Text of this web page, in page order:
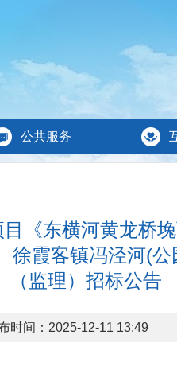
公共服务
《东横河黄龙桥
徐霞客镇冯泾河(
（监理）招标公告
时间：2025-12-11 13:49